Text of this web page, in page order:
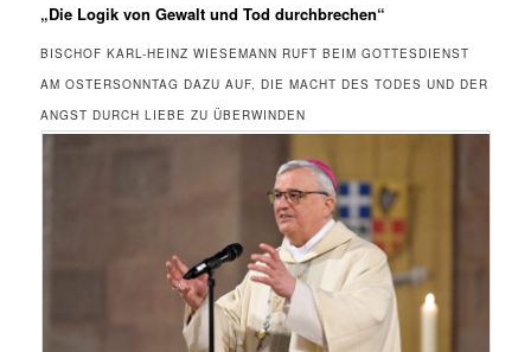
„Die Logik von Gewalt und Tod durchbrechen“
BISCHOF KARL-HEINZ WIESEMANN RUFT BEIM GOTTESDIENST
AM OSTERSONNTAG DAZU AUF, DIE MACHT DES TODES UND DER
ANGST DURCH LIEBE ZU ÜBERWINDEN